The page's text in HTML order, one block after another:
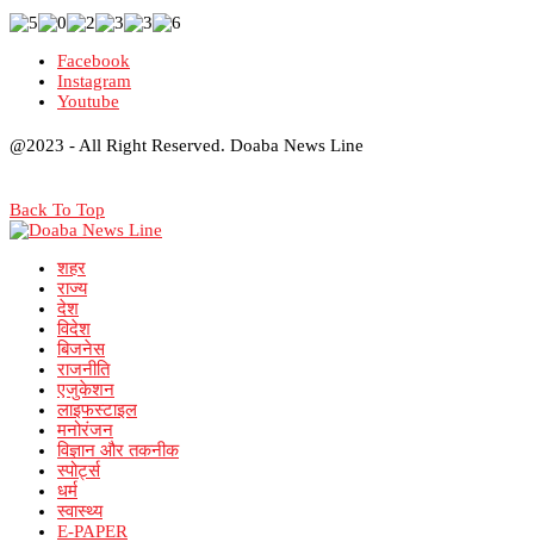
Facebook
Instagram
Youtube
@2023 - All Right Reserved. Doaba News Line
Back To Top
शहर
राज्य
देश
विदेश
बिजनेस
राजनीति
एजुकेशन
लाइफस्टाइल
मनोरंजन
विज्ञान और तकनीक
स्पोर्ट्स
धर्म
स्वास्थ्य
E-PAPER